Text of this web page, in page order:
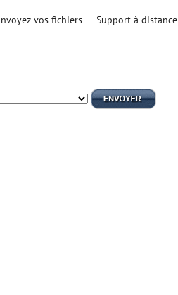
vos fichiers Support à distance